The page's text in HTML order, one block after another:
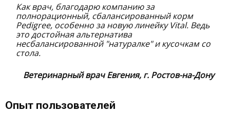
Как врач, благодарю компанию за
полнорационный, сбалансированный корм
Pedigree, особенно за новую линейку Vital. Ведь
это достойная альтернатива
несбалансированной "натуралке" и кусочкам со
стола.
Ветеринарный врач Евгения, г. Ростов-на-Дону
Опыт пользователей